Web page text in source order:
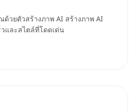
ด้วยตัวสร้างภาพ AI สร้างภาพ AI
และสไตล์ที่โดดเด่น